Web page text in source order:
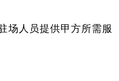
人员提供甲方所需服